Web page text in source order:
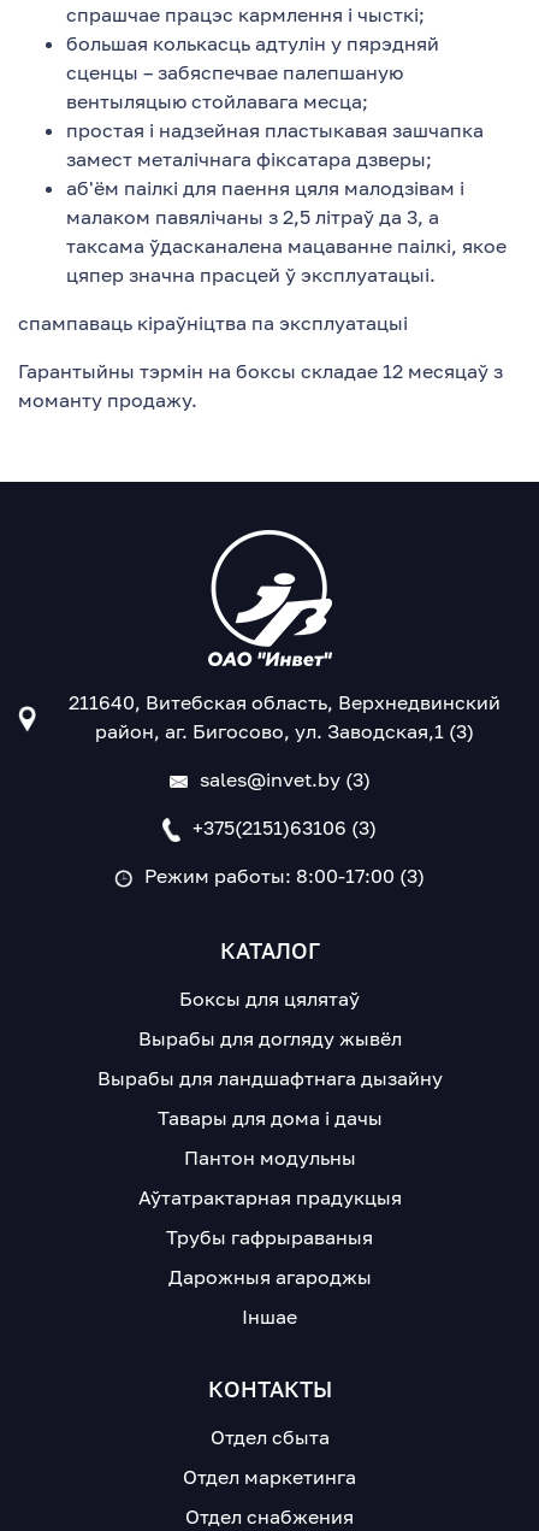
спрашчае працэс кармлення і чысткі;
большая колькасць адтулін у пярэдняй
сценцы – забяспечвае палепшаную
вентыляцыю стойлавага месца;
простая і надзейная пластыкавая зашчапка
замест металічнага фіксатара дзверы;
аб'ём паілкі для паення цяля малодзівам і
малаком павялічаны з 2,5 літраў да 3, а
таксама ўдасканалена мацаванне паілкі, якое
цяпер значна прасцей ў эксплуатацыі.
спампаваць кіраўніцтва па эксплуатацыі
Гарантыйны тэрмін на боксы складае 12 месяцаў з
моманту продажу.
211640, Витебская область, Верхнедвинский
район, аг. Бигосово, ул. Заводская,1 (3)
sales@invet.by (3)
+375(2151)63106 (3)
Режим работы: 8:00-17:00 (3)
КАТАЛОГ
Боксы для цялятаў
Вырабы для догляду жывёл
Вырабы для ландшафтнага дызайну
Тавары для дома і дачы
Пантон модульны
Аўтатрактарная прадукцыя
Трубы гафрыраваныя
Дарожныя агароджы
Іншае
КОНТАКТЫ
Отдел сбыта
Отдел маркетинга
Отдел снабжения